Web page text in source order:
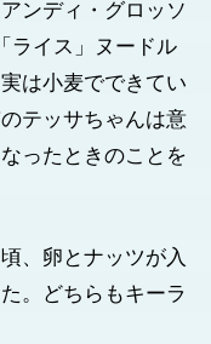
ンディ・グロッソ
ライス」ヌードル
は小麦でできてい
テッサちゃんは意
ったときのことを
、卵とナッツが入
。どちらもキーラ